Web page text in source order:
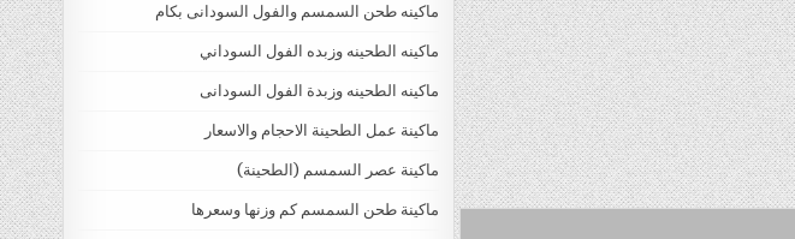
ماكينه طحن السمسم والفول السودانى بكام
ماكينه الطحينه وزبده الفول السوداني
ماكينه الطحينه وزبدة الفول السودانى
ماكينة عمل الطحينة الاحجام والاسعار
ماكينة عصر السمسم (الطحينة)
ماكينة طحن السمسم كم وزنها وسعرها